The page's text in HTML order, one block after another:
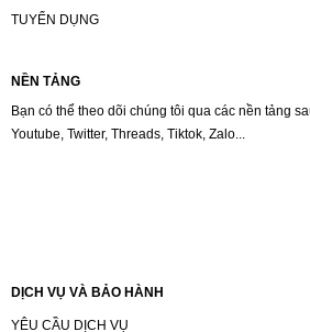
TUYỂN DỤNG
NỀN TẢNG
Bạn có thể theo dõi chúng tôi qua các nền tảng
Youtube, Twitter, Threads, Tiktok, Zalo...
DỊCH VỤ VÀ BẢO HÀNH
YÊU CẦU DỊCH VỤ